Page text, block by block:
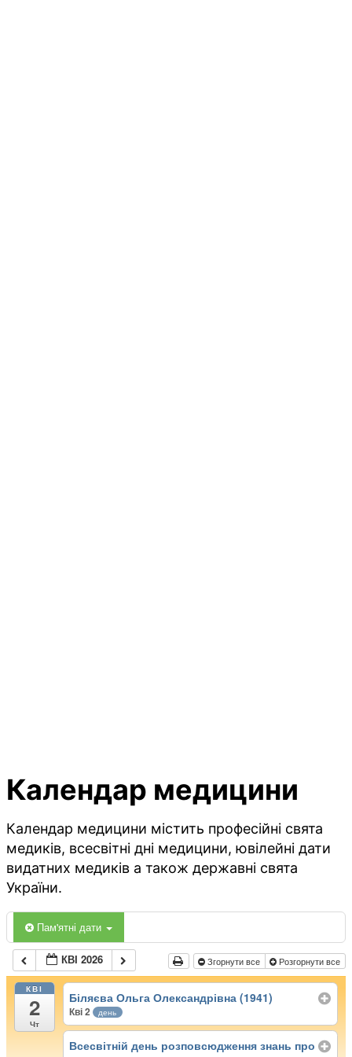
Календар медицини
Календар медицини містить професійні свята
медиків, всесвітні дні медицини, ювілейні дати
видатних медиків а також державні свята
України.
Пам'ятні дати
КВІ 2026 Згорнути все Розгорнути все
КВІ
2
Чт
Біляєва Ольга Олександрівна (1941)
Кві 2 день
Всесвітній день розповсюдження знань про